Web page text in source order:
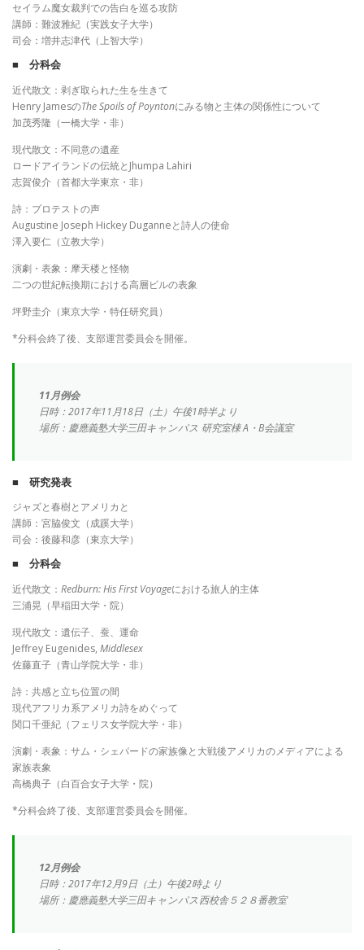
セイラム魔女裁判での告白を巡る攻防
講師：難波雅紀（実践女子大学）
司会：増井志津代（上智大学）
■ 分科会
近代散文：剥ぎ取られた生を生きて
Henry JamesのThe Spoils of Poyntonにみる物と主体の関係性について
加茂秀隆（一橋大学・非）
現代散文：不同意の遺産
ロードアイランドの伝統とJhumpa Lahiri
志賀俊介（首都大学東京・非）
詩：プロテストの声
Augustine Joseph Hickey Duganneと詩人の使命
澤入要仁（立教大学）
演劇・表象：摩天楼と怪物
二つの世紀転換期における高層ビルの表象
坪野圭介（東京大学・特任研究員）
*分科会終了後、支部運営委員会を開催。
11月例会
日時：2017年11月18日（土）午後1時半より
場所：慶應義塾大学三田キャンパス 研究室棟 A・B会議室
■ 研究発表
ジャズと春樹とアメリカと
講師：宮脇俊文（成蹊大学）
司会：後藤和彦（東京大学）
■ 分科会
近代散文： Redburn: His First Voyageにおける旅人的主体
三浦晃（早稲田大学・院）
現代散文：遺伝子、蚕、運命
Jeffrey Eugenides, Middlesex
佐藤直子（青山学院大学・非）
詩：共感と立ち位置の間
現代アフリカ系アメリカ詩をめぐって
関口千亜紀（フェリス女学院大学・非）
演劇・表象：サム・シェパードの家族像と大戦後アメリカのメディアによる
家族表象
高橋典子（白百合女子大学・院）
*分科会終了後、支部運営委員会を開催。
12月例会
日時：2017年12月9日（土）午後2時より
場所：慶應義塾大学三田キャンパス西校舎５２８番教室